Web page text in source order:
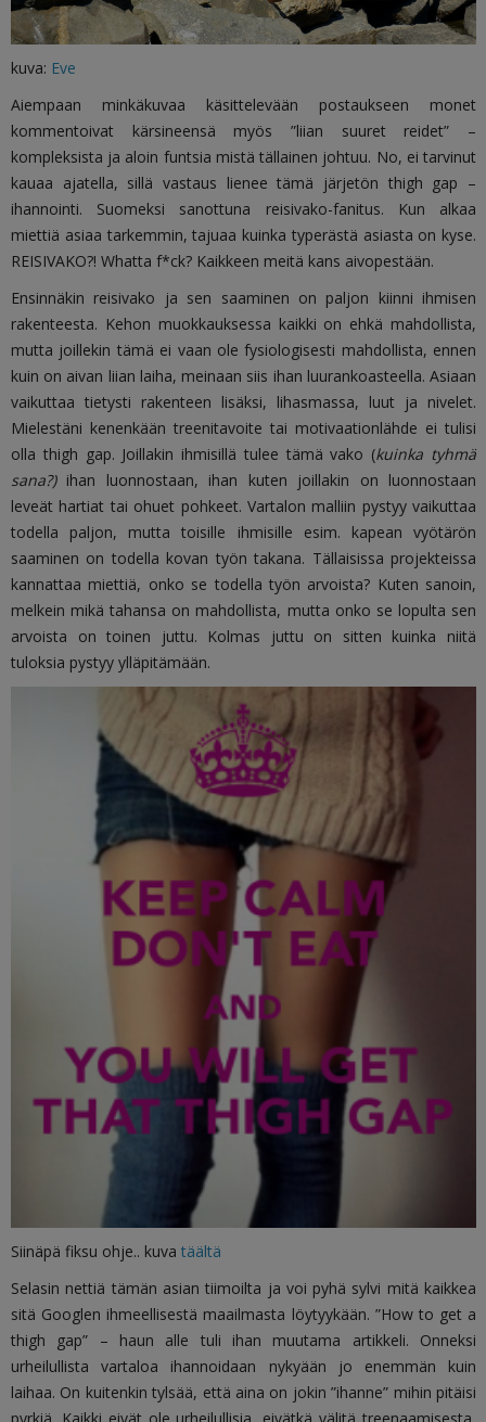
kuva: Eve
Aiempaan minkäkuvaa käsittelevään postaukseen monet
kommentoivat kärsineensä myös ”liian suuret reidet” –
kompleksista ja aloin funtsia mistä tällainen johtuu. No, ei tarvinut
kauaa ajatella, sillä vastaus lienee tämä järjetön thigh gap –
ihannointi. Suomeksi sanottuna reisivako-fanitus. Kun alkaa
miettiä asiaa tarkemmin, tajuaa kuinka typerästä asiasta on kyse.
REISIVAKO?! Whatta f*ck? Kaikkeen meitä kans aivopestään.
Ensinnäkin reisivako ja sen saaminen on paljon kiinni ihmisen
rakenteesta. Kehon muokkauksessa kaikki on ehkä mahdollista,
mutta joillekin tämä ei vaan ole fysiologisesti mahdollista, ennen
kuin on aivan liian laiha, meinaan siis ihan luurankoasteella. Asiaan
vaikuttaa tietysti rakenteen lisäksi, lihasmassa, luut ja nivelet.
Mielestäni kenenkään treenitavoite tai motivaationlähde ei tulisi
olla thigh gap. Joillakin ihmisillä tulee tämä vako (kuinka tyhmä
sana?)ihan luonnostaan, ihan kuten joillakin on luonnostaan
leveät hartiat tai ohuet pohkeet. Vartalon malliin pystyy vaikuttaa
todella paljon, mutta toisille ihmisille esim. kapean vyötärön
saaminen on todella kovan työn takana. Tällaisissa projekteissa
kannattaa miettiä, onko se todella työn arvoista? Kuten sanoin,
melkein mikä tahansa on mahdollista, mutta onko se lopulta sen
arvoista on toinen juttu. Kolmas juttu on sitten kuinka niitä
tuloksia pystyy ylläpitämään.
Siinäpä fiksu ohje.. kuva täältä
Selasin nettiä tämän asian tiimoilta ja voi pyhä sylvi mitä kaikkea
sitä Googlen ihmeellisestä maailmasta löytyykään. ”How to get a
thigh gap” – haun alle tuli ihan muutama artikkeli. Onneksi
urheilullista vartaloa ihannoidaan nykyään jo enemmän kuin
laihaa. On kuitenkin tylsää, että aina on jokin ”ihanne” mihin pitäisi